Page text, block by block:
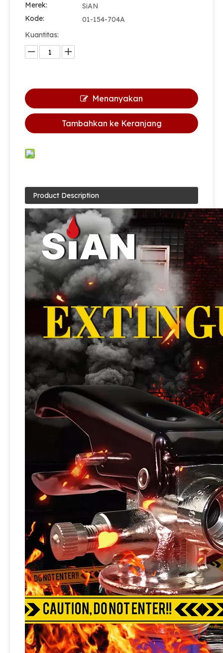
Merek:
SiAN
Kode:
01-154-704A
Kuantitas:
Menanyakan
Tambahkan ke Keranjang
Product Description